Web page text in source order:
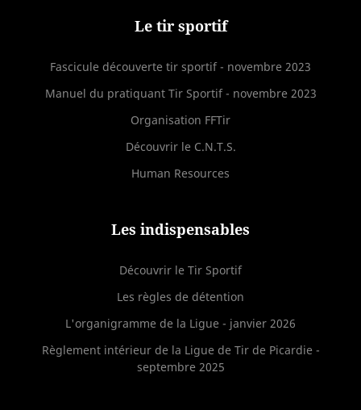
Le tir sportif
Fascicule découverte tir sportif - novembre 2023
Manuel du pratiquant Tir Sportif - novembre 2023
Organisation FFTir
Découvrir le C.N.T.S.
Human Resources
Les indispensables
Découvrir le Tir Sportif
Les règles de détention
L'organigramme de la Ligue - janvier 2026
Règlement intérieur de la Ligue de Tir de Picardie -
septembre 2025